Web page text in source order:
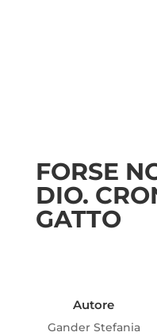
FORSE
DIO.
GATTO
Autore
Gander Stefania